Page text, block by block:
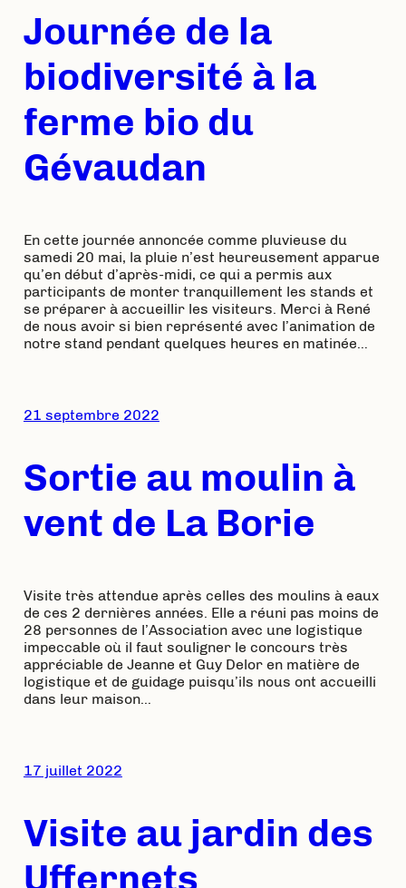
Journée de la
biodiversité à la
ferme bio du
Gévaudan
En cette journée annoncée comme pluvieuse du
samedi 20 mai, la pluie n’est heureusement apparue
qu’en début d’après-midi, ce qui a permis aux
participants de monter tranquillement les stands et
se préparer à accueillir les visiteurs. Merci à René
de nous avoir si bien représenté avec l’animation de
notre stand pendant quelques heures en matinée…
21 septembre 2022
Sortie au moulin à
vent de La Borie
Visite très attendue après celles des moulins à eaux
de ces 2 dernières années. Elle a réuni pas moins de
28 personnes de l’Association avec une logistique
impeccable où il faut souligner le concours très
appréciable de Jeanne et Guy Delor en matière de
logistique et de guidage puisqu’ils nous ont accueilli
dans leur maison…
17 juillet 2022
Visite au jardin des
Uffernets